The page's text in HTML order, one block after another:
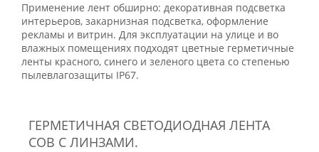
Применение лент обширно: декоративная подсветка
интерьеров, закарнизная подсветка, оформление
рекламы и витрин. Для эксплуатации на улице и во
влажных помещениях подходят цветные герметичные
ленты красного, синего и зеленого цвета со степенью
пылевлагозащиты IP67.
ГЕРМЕТИЧНАЯ СВЕТОДИОДНАЯ ЛЕНТА
COB С ЛИНЗАМИ.